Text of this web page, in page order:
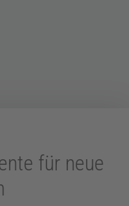
für neue